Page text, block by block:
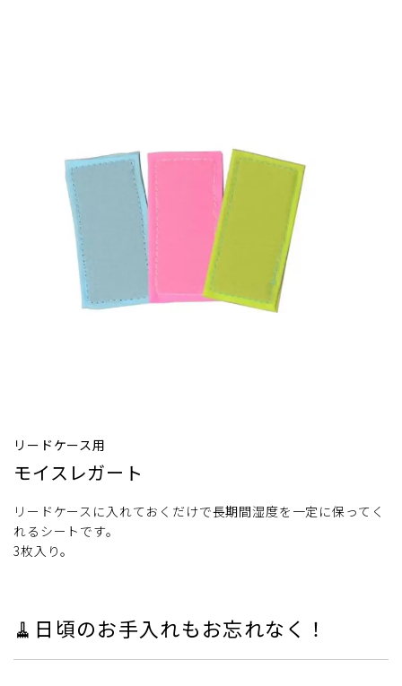
リードケース用
モイスレガート
リードケースに入れておくだけで長期間湿度を一定に保ってく
れるシートです。
3枚入り。
🧹日頃のお手入れもお忘れなく！